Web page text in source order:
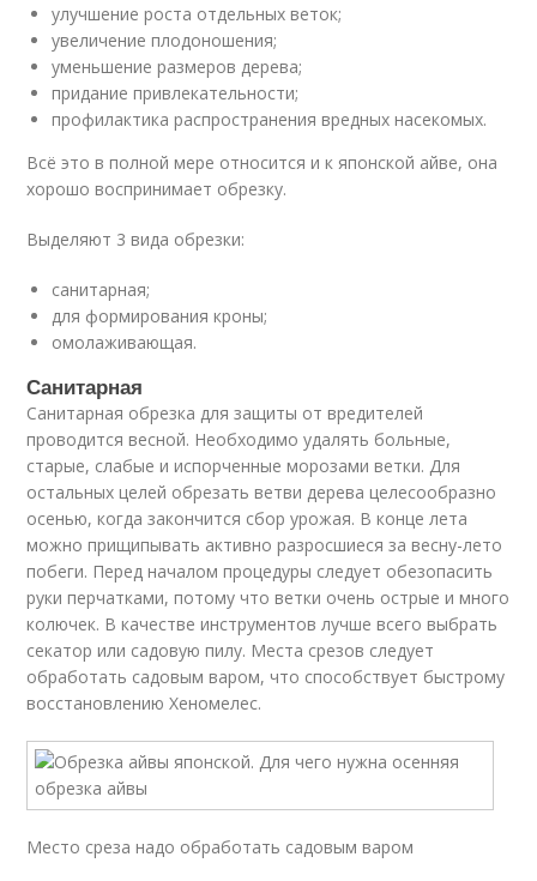
улучшение роста отдельных веток;
увеличение плодоношения;
уменьшение размеров дерева;
придание привлекательности;
профилактика распространения вредных насекомых.
Всё это в полной мере относится и к японской айве, она
хорошо воспринимает обрезку.
Выделяют 3 вида обрезки:
санитарная;
для формирования кроны;
омолаживающая.
Санитарная
Санитарная обрезка для защиты от вредителей
проводится весной. Необходимо удалять больные,
старые, слабые и испорченные морозами ветки. Для
остальных целей обрезать ветви дерева целесообразно
осенью, когда закончится сбор урожая. В конце лета
можно прищипывать активно разросшиеся за весну-лето
побеги. Перед началом процедуры следует обезопасить
руки перчатками, потому что ветки очень острые и много
колючек. В качестве инструментов лучше всего выбрать
секатор или садовую пилу. Места срезов следует
обработать садовым варом, что способствует быстрому
восстановлению Хеномелес.
Место среза надо обработать садовым варом